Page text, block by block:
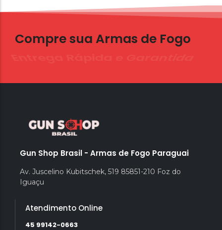
Compre sua Armas de Fogo
Gun Shop Brasil - Armas de Fogo Paraguai
Av. Juscelino Kubitschek, 519 85851-210 Foz do
Iguaçu
Atendimento Online
45 99142-0663